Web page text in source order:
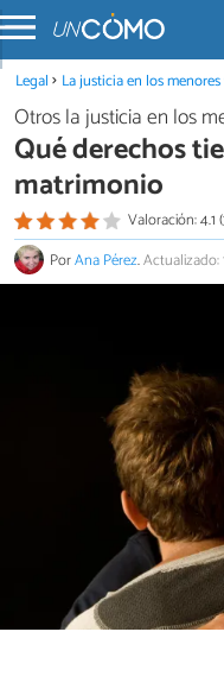
Legal La justicia en los
Otros la justicia en los
Qué derechos
matrimonio
Valoración: 4.1
PorAna Pérez.Actualizado: